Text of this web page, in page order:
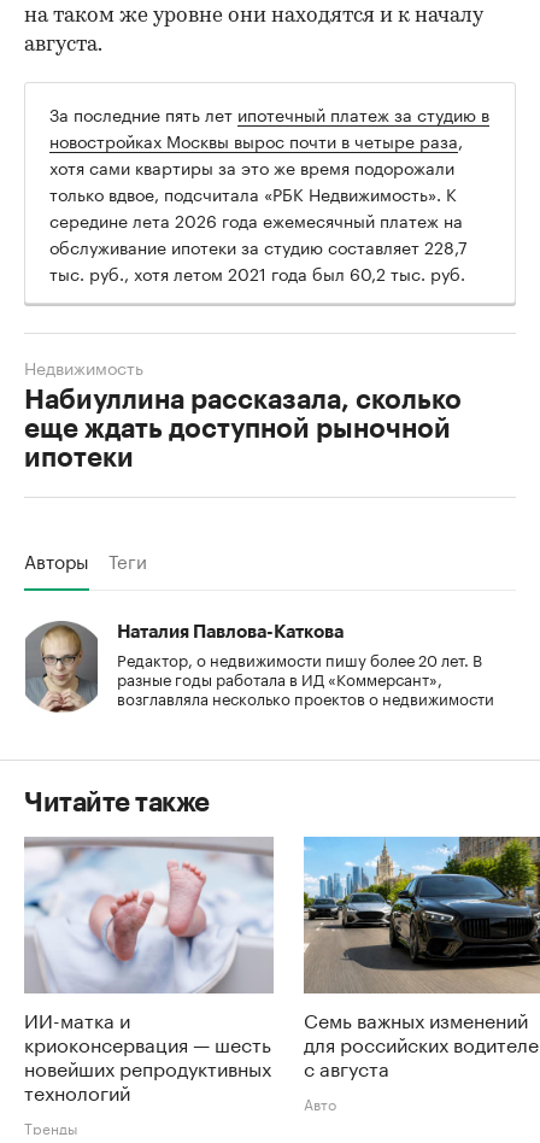
на таком же уровне они находятся и к началу
августа.
За последние пять лет ипотечный платеж за студию в
новостройках Москвы вырос почти в четыре раза,
хотя сами квартиры за это же время подорожали
только вдвое, подсчитала «РБК Недвижимость». К
середине лета 2026 года ежемесячный платеж на
обслуживание ипотеки за студию составляет 228,7
тыс. руб., хотя летом 2021 года был 60,2 тыс. руб.
Набиуллина рассказала, сколько
еще ждать доступной рыночной
ипотеки
Недвижимость
Авторы Теги
Наталия Павлова-Каткова
Редактор, о недвижимости пишу более 20 лет. В
разные годы работала в ИД «Коммерсант»,
возглавляла несколько проектов о недвижимости
Читайте также
ИИ-матка и
криоконсервация — шесть
новейших репродуктивных
технологий
Тренды
Семь важных изменений
для российских
с августа
Авто